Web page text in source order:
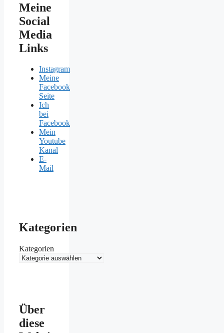
Meine
Social
Media
Links
Instagram
Meine
Facebook
Seite
Ich
bei
Facebook
Mein
Youtube
Kanal
E-
Mail
Kategorien
Kategorien
Über
diese